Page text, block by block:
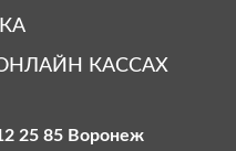
КАССАХ
25 85 Воронеж